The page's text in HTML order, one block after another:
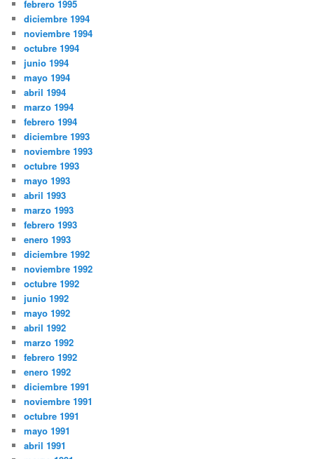
febrero 1995
diciembre 1994
noviembre 1994
octubre 1994
junio 1994
mayo 1994
abril 1994
marzo 1994
febrero 1994
diciembre 1993
noviembre 1993
octubre 1993
mayo 1993
abril 1993
marzo 1993
febrero 1993
enero 1993
diciembre 1992
noviembre 1992
octubre 1992
junio 1992
mayo 1992
abril 1992
marzo 1992
febrero 1992
enero 1992
diciembre 1991
noviembre 1991
octubre 1991
mayo 1991
abril 1991